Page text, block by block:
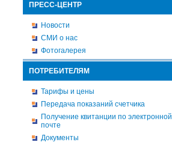
ПРЕСС-ЦЕНТР
Новости
СМИ о нас
Фотогалерея
ПОТРЕБИТЕЛЯМ
Тарифы и цены
Передача показаний счетчика
Получение квитанции по электронной
почте
Документы